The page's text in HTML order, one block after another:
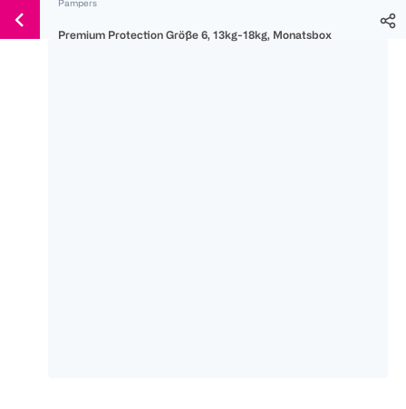
150 Ös
300 Ös
500 Ös
Weiter
zum
Pampers
Premium Protection Größe 6, 13kg-18kg, Monatsbox